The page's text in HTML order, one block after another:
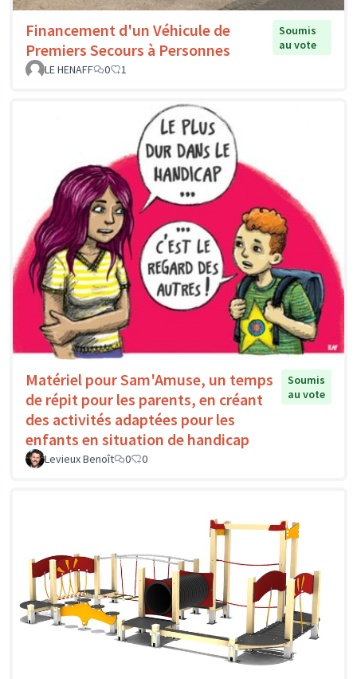
Financement d'un Véhicule de
Premiers Secours à Personnes
Soumis
au vote
LE HENAFF
0 1
Matériel pour Sam'Amuse, un temps
de répit pour les parents, en créant
des activités adaptées pour les
enfants en situation de handicap
Soumis
au vote
Levieux Benoît 0 0